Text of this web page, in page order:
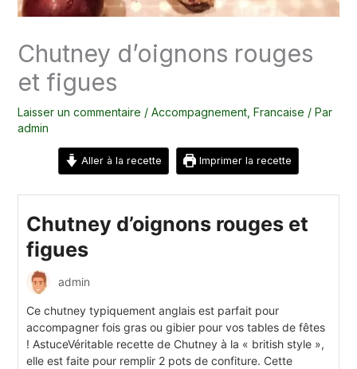
Chutney d’oignons rouges
et figues
Laisser un commentaire / Accompagnement, Francaise / Par
admin
Aller à la recette Imprimer la recette
Chutney d’oignons rouges et
figues
admin
Ce chutney typiquement anglais est parfait pour
accompagner fois gras ou gibier pour vos tables de fêtes
! AstuceVéritable recette de Chutney à la « british style »,
elle est faite pour remplir 2 pots de confiture. Cette